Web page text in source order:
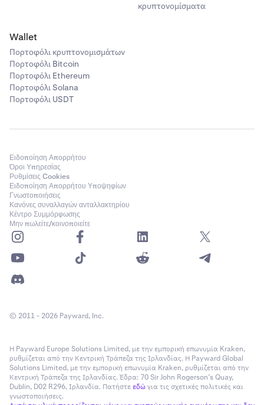
κρυπτονομίσματα
Wallet
Πορτοφόλι κρυπτονομισμάτων
Πορτοφόλι Bitcoin
Πορτοφόλι Ethereum
Πορτοφόλι Solana
Πορτοφόλι USDT
Ειδοποίηση Απορρήτου
Όροι Υπηρεσίας
Ρυθμίσεις Cookies
Ειδοποίηση Απορρήτου Υποψηφίων
Γνωστοποιήσεις
Κανόνες συναλλαγών ανταλλακτηρίου
Κέντρο Συμμόρφωσης
Μην πωλείτε/κοινοποιείτε
© 2011 - 2026 Payward, Inc.
Η Payward Europe Solutions Limited, με την εμπορική επωνυμία Kraken,
ρυθμίζεται από την Κεντρική Τράπεζα της Ιρλανδίας. Η Payward Global
Solutions Limited, με την εμπορική επωνυμία Kraken, ρυθμίζεται από την
Κεντρική Τράπεζα της Ιρλανδίας. Έδρα: 70 Sir John Rogerson’s Quay,
Dublin, D02 R296, Ιρλανδία. Πατήστεεδώγια τις σχετικές πολιτικές και
γνωστοποιήσεις.